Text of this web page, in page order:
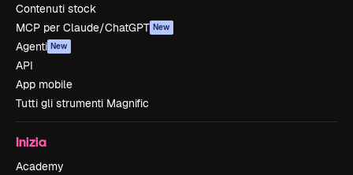
Contenuti stock
MCP per Claude/ChatGPT New
Agenti New
API
App mobile
Tutti gli strumenti Magnific
Inizia
Academy